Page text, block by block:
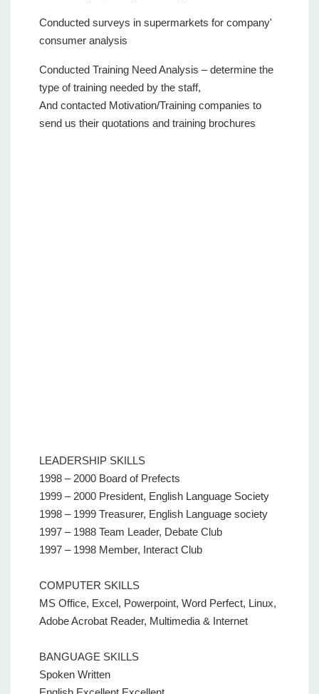
Conducted surveys in supermarkets for company'
consumer analysis
Conducted Training Need Analysis – determine the
type of training needed by the staff,
And contacted Motivation/Training companies to
send us their quotations and training brochures
LEADERSHIP SKILLS
1998 – 2000 Board of Prefects
1999 – 2000 President, English Language Society
1998 – 1999 Treasurer, English Language society
1997 – 1988 Team Leader, Debate Club
1997 – 1998 Member, Interact Club
COMPUTER SKILLS
MS Office, Excel, Powerpoint, Word Perfect, Linux,
Adobe Acrobat Reader, Multimedia & Internet
BANGUAGE SKILLS
Spoken Written